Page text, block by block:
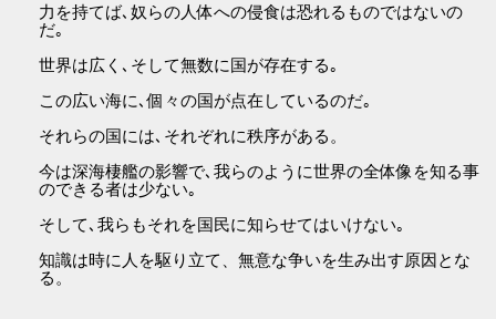
力を持てば､奴らの人体への侵食は恐れるものではないの
だ｡
世界は広く､そして無数に国が存在する｡
この広い海に､個々の国が点在しているのだ｡
それらの国には､それぞれに秩序がある。
今は深海棲艦の影響で､我らのように世界の全体像を知る事
のできる者は少ない｡
そして､我らもそれを国民に知らせてはいけない｡
知識は時に人を駆り立て、無意な争いを生み出す原因とな
る。